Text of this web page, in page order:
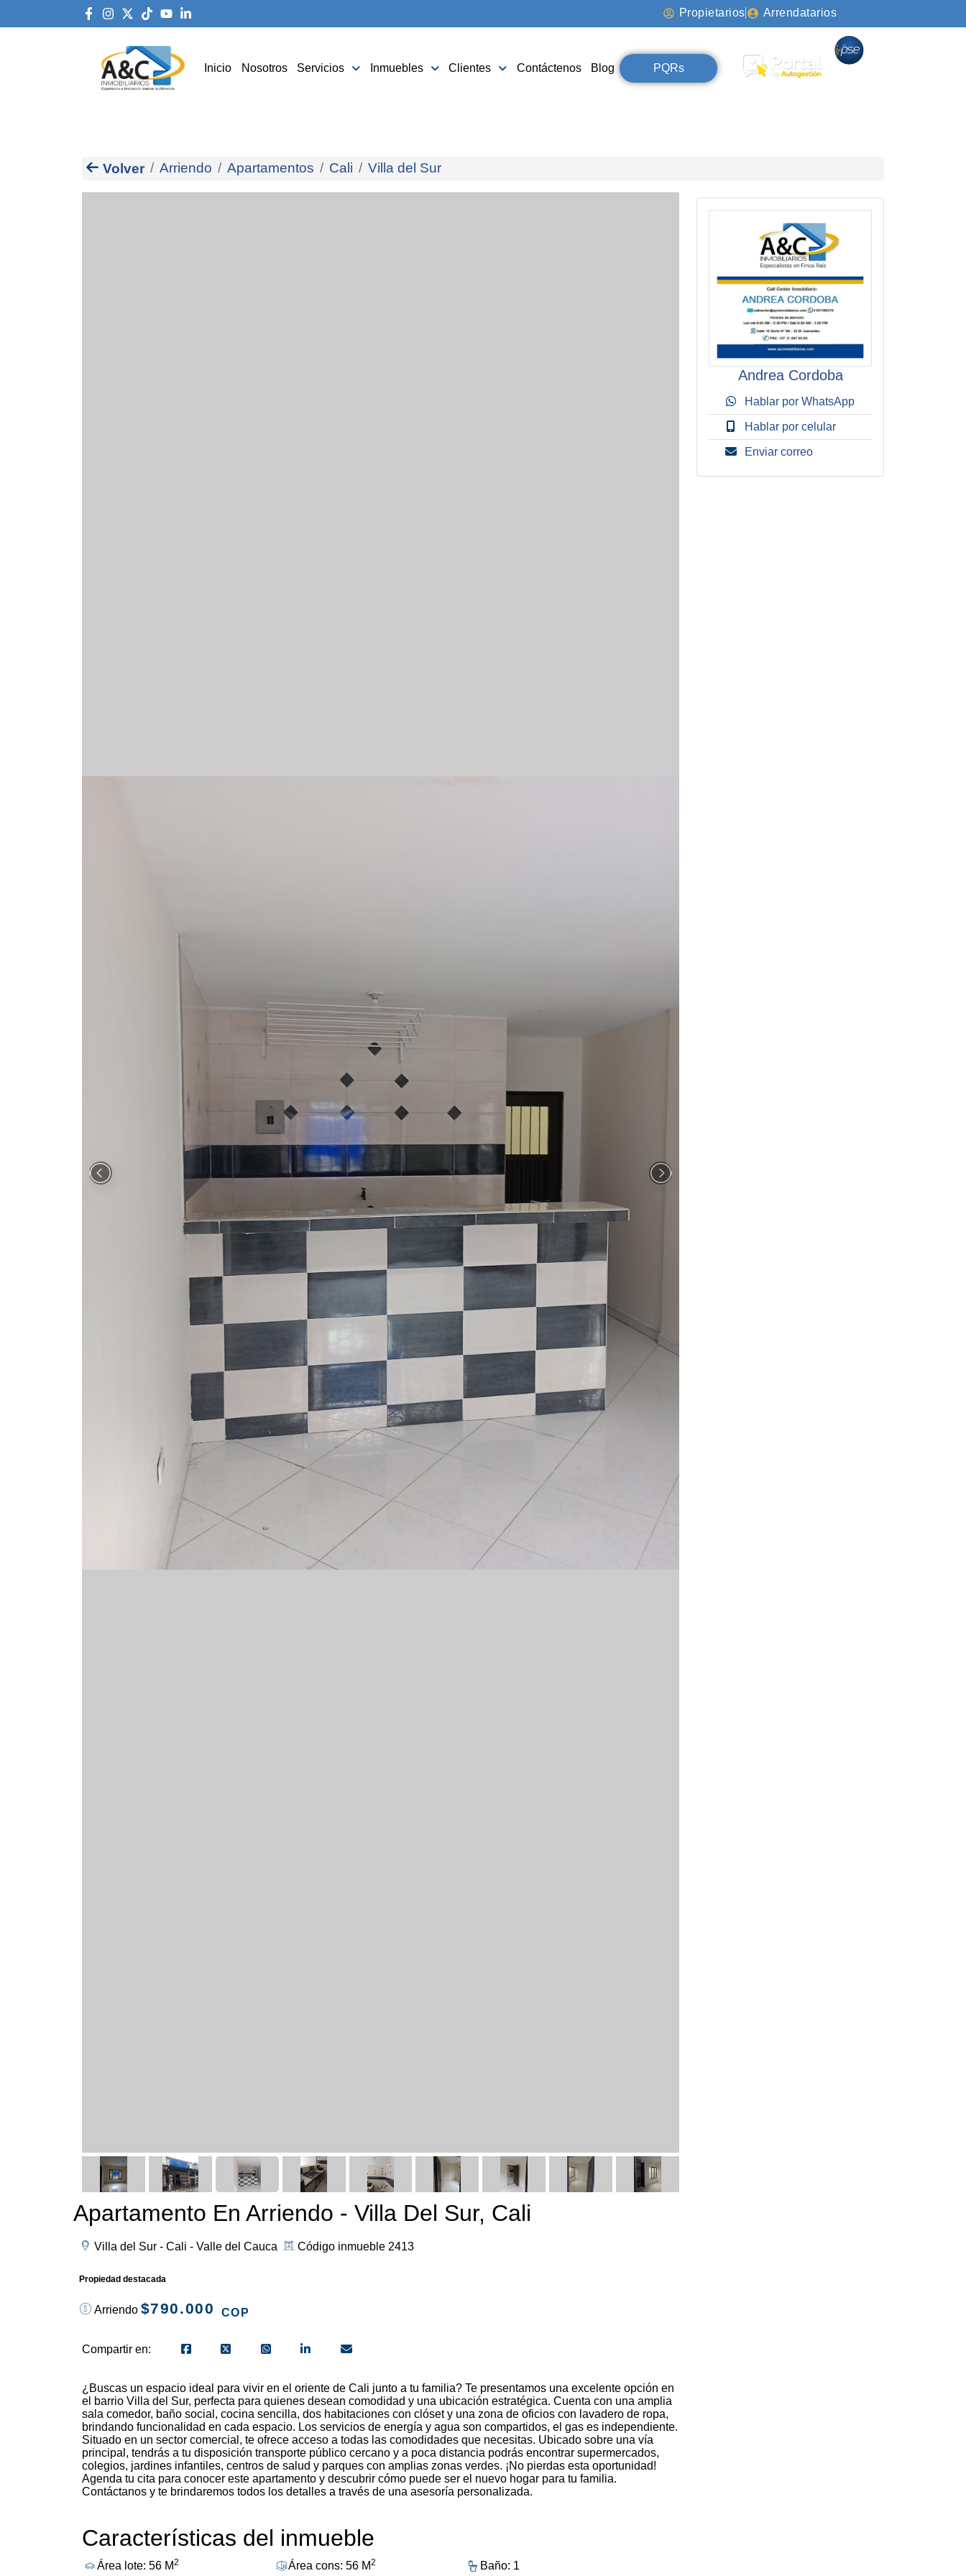
Propietarios Arrendatarios
Inicio Nosotros Servicios Inmuebles Clientes Contáctenos Blog PQRs
Volver Arriendo Apartamentos Cali Villa del Sur
Apartamento En Arriendo - Villa Del Sur, Cali
Villa del Sur - Cali - Valle del Cauca Código inmueble 2413
Propiedad destacada
Arriendo $790.000 COP
Compartir en:
¿Buscas un espacio ideal para vivir en el oriente de Cali junto a tu familia? Te presentamos una excelente opción en
el barrio Villa del Sur, perfecta para quienes desean comodidad y una ubicación estratégica. Cuenta con una amplia
sala comedor, baño social, cocina sencilla, dos habitaciones con clóset y una zona de oficios con lavadero de ropa,
brindando funcionalidad en cada espacio. Los servicios de energía y agua son compartidos, el gas es independiente.
Situado en un sector comercial, te ofrece acceso a todas las comodidades que necesitas. Ubicado sobre una vía
principal, tendrás a tu disposición transporte público cercano y a poca distancia podrás encontrar supermercados,
colegios, jardines infantiles, centros de salud y parques con amplias zonas verdes. ¡No pierdas esta oportunidad!
Agenda tu cita para conocer este apartamento y descubrir cómo puede ser el nuevo hogar para tu familia.
Contáctanos y te brindaremos todos los detalles a través de una asesoría personalizada.
Características del inmueble
Área lote: 56 M2 Área cons: 56 M2 Baño: 1
Andrea Cordoba
Hablar por WhatsApp
Hablar por celular
Enviar correo